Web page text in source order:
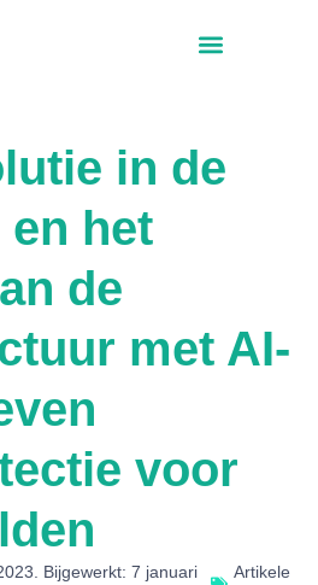
in de
het
de
met AI-
voor
Bijgewerkt: 7 januari
Artikele